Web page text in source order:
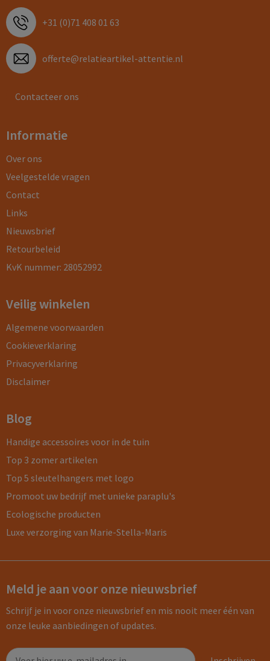
+31 (0)71 408 01 63
offerte@relatieartikel-attentie.nl
Contacteer ons
Informatie
Over ons
Veelgestelde vragen
Contact
Links
Nieuwsbrief
Retourbeleid
KvK nummer: 28052992
Veilig winkelen
Algemene voorwaarden
Cookieverklaring
Privacyverklaring
Disclaimer
Blog
Handige accessoires voor in de tuin
Top 3 zomer artikelen
Top 5 sleutelhangers met logo
Promoot uw bedrijf met unieke paraplu's
Ecologische producten
Luxe verzorging van Marie-Stella-Maris
Meld je aan voor onze nieuwsbrief
Schrijf je in voor onze nieuwsbrief en mis nooit meer één van
onze leuke aanbiedingen of updates.